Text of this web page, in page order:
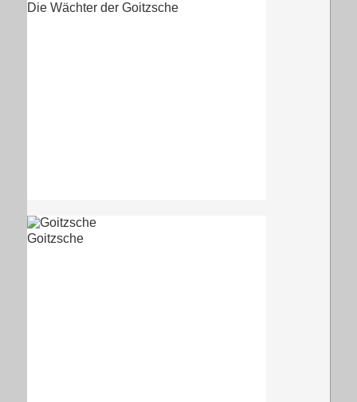
Die Wächter der Goitzsche
Goitzsche